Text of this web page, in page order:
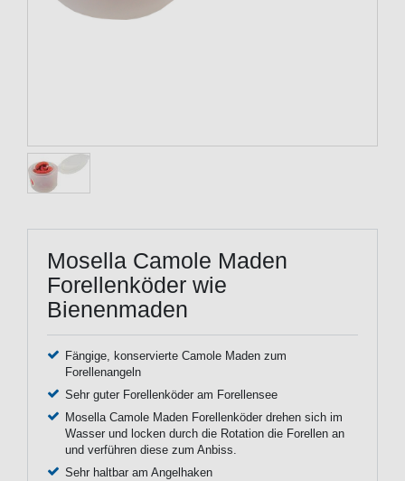
Mosella Camole Maden
Forellenköder wie
Bienenmaden
Fängige, konservierte Camole Maden zum
Forellenangeln
Sehr guter Forellenköder am Forellensee
Mosella Camole Maden Forellenköder drehen sich im
Wasser und locken durch die Rotation die Forellen an
und verführen diese zum Anbiss.
Sehr haltbar am Angelhaken